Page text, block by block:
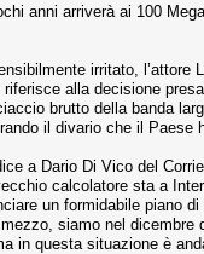
anni arriverà ai 100 Mega
irrita­to, l’attore
alla decisione
brutto della banda
il divario che il Paese
a Dario Di Vico del
calcolatore sta a
un formidabile piano
siamo nel dicembre
in questa situazione è